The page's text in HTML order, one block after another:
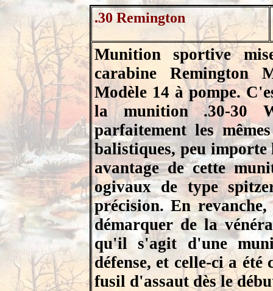
.30 Remington
Munition sportive
carabine Remington
Modèle 14 à pompe.
la munition .30-30
parfaitement les
balistiques, peu importe
avantage de cette
ogivaux de type
précision. En
démarquer de la
qu'il s'agit d'une
défense, et celle-ci a été
fusil d'assaut dès le